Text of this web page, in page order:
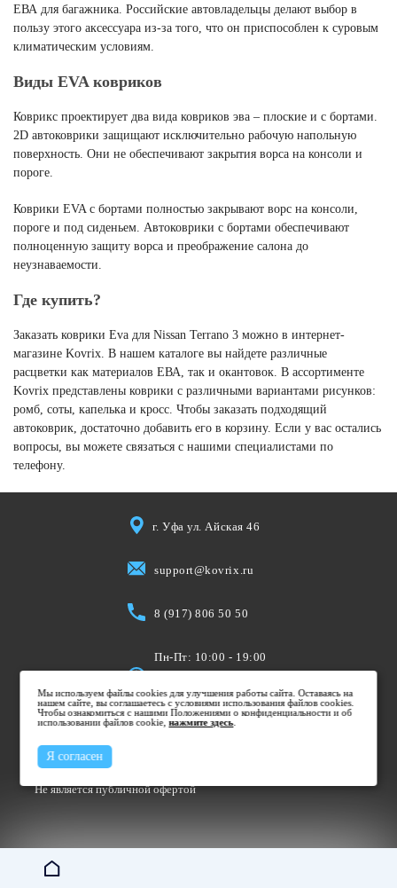
ЕВА для багажника. Российские автовладельцы делают выбор в
пользу этого аксессуара из-за того, что он приспособлен к суровым
климатическим условиям.
Виды EVA ковриков
Коврикс проектирует два вида ковриков эва – плоские и с бортами.
2D автоковрики защищают исключительно рабочую напольную
поверхность. Они не обеспечивают закрытия ворса на консоли и
пороге.
Коврики EVA с бортами полностью закрывают ворс на консоли,
пороге и под сиденьем. Автоковрики с бортами обеспечивают
полноценную защиту ворса и преображение салона до
неузнаваемости.
Где купить?
Заказать коврики Eva для Nissan Terrano 3 можно в интернет-
магазине Kovrix. В нашем каталоге вы найдете различные
расцветки как материалов ЕВА, так и окантовок. В ассортименте
Kovrix представлены коврики с различными вариантами рисунков:
ромб, соты, капелька и кросс. Чтобы заказать подходящий
автоковрик, достаточно добавить его в корзину. Если у вас остались
вопросы, вы можете связаться с нашими специалистами по
телефону.
г. Уфа ул. Айская 46
support@kovrix.ru
8 (917) 806 50 50
Пн-Пт: 10:00 - 19:00
Вс: Выходной
Не является публичной офертой
Мы используем файлы cookies для улучшения работы сайта. Оставаясь на
нашем сайте, вы соглашаетесь с условиями использования файлов cookies.
Чтобы ознакомиться с нашими Положениями о конфиденциальности и об
использовании файлов cookie,нажмите здесь.
Я согласен